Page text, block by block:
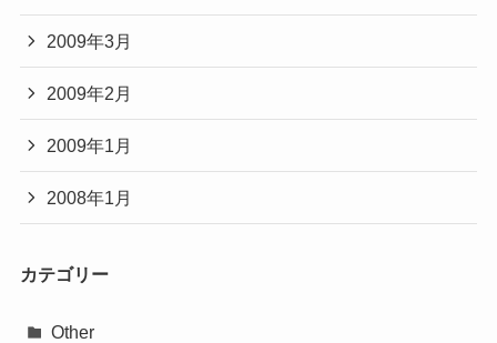
2009年3月
2009年2月
2009年1月
2008年1月
カテゴリー
Other